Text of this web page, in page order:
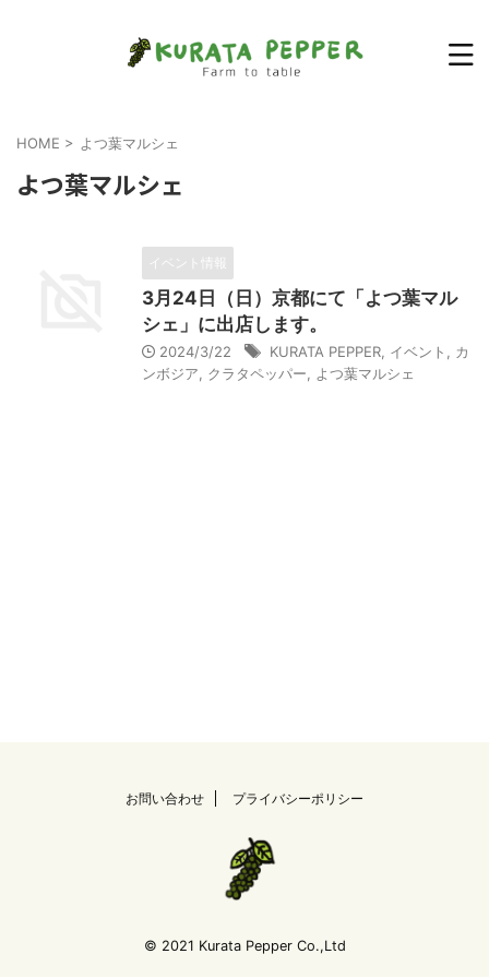
HOME > よつ葉マルシェ
よつ葉マルシェ
イベント情報
3月24日（日）京都にて「よつ葉マル
シェ」に出店します。
2024/3/22 KURATA PEPPER イベント
カ
ンボジア
クラタペッパー よつ葉マルシェ
お問い合わせ プライバシーポリシー
© 2021 Kurata Pepper Co.,Ltd